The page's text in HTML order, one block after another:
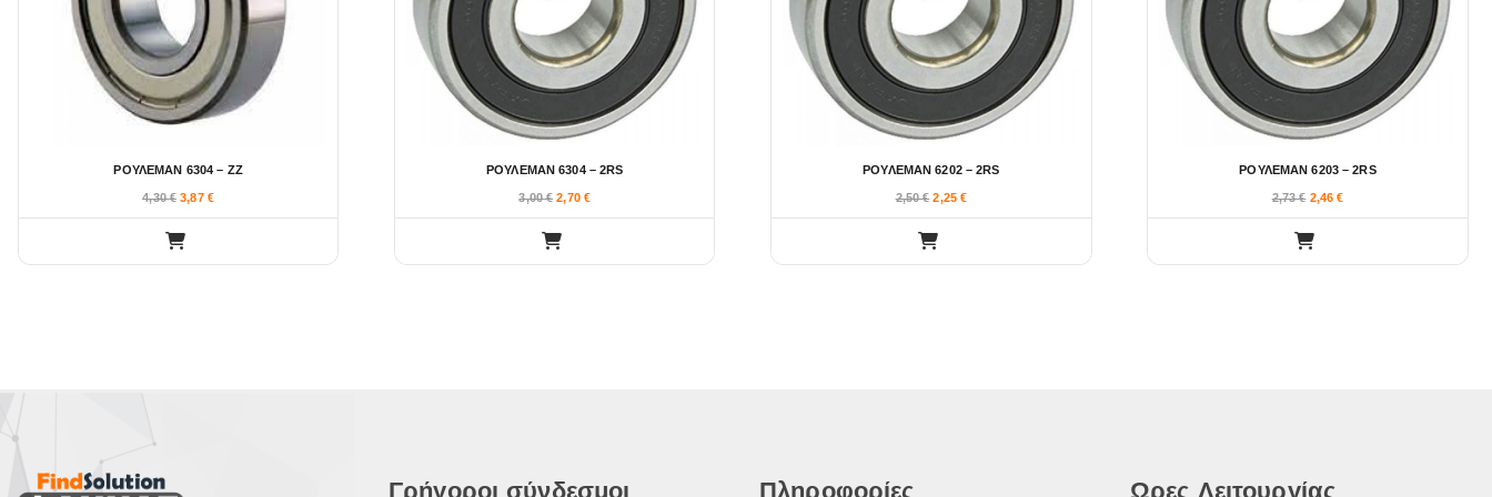
ΡΟΥΛΕΜΑΝ 6304 – ΖΖ
4,30€ 3,87 €
ΡΟΥΛΕΜΑΝ 6304 – 2RS
3,00€ 2,70 €
ΡΟΥΛΕΜΑΝ 6202 – 2RS
2,50€ 2,25€
ΡΟΥΛΕΜΑΝ 6203 – 2RS
2,73€ 2,46€